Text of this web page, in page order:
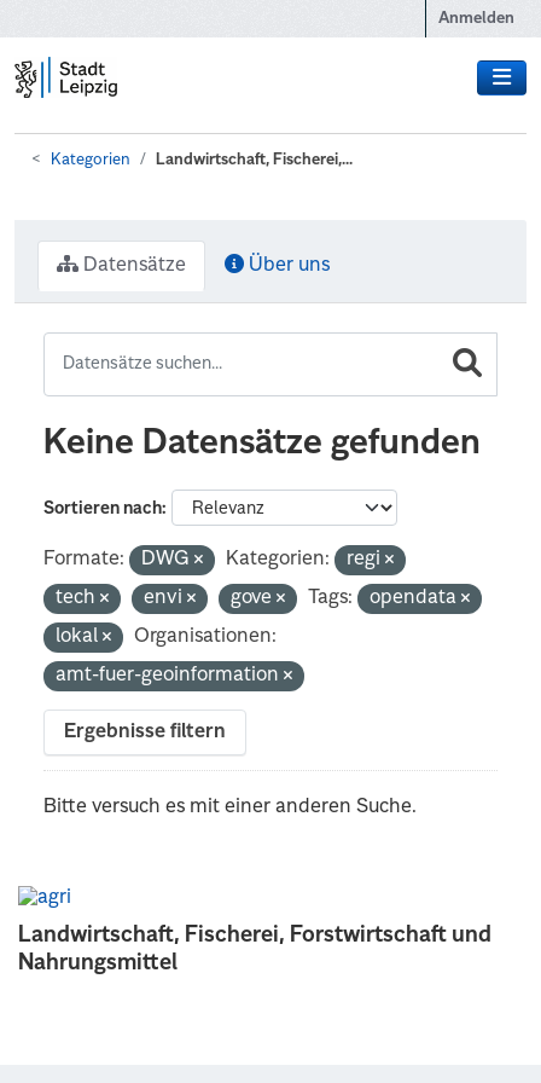
Anmelden
Kategorien Landwirtschaft, Fischerei,...
Landwirtschaft, Fischerei, Forstwirtschaft und
Nahrungsmittel
Datensätze Über uns
Keine Datensätze gefunden
Sortieren nach
Formate: DWG Kategorien:
regi
tech
envi gove Tags:
opendata
lokal
Organisationen:
amt-fuer-geoinformation
Ergebnisse filtern
Bitte versuch es mit einer anderen Suche.